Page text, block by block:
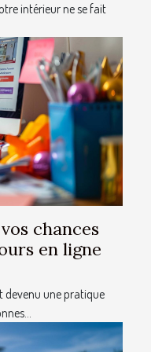
intérieur ne se fait
chances
en ligne
devenu une pratique